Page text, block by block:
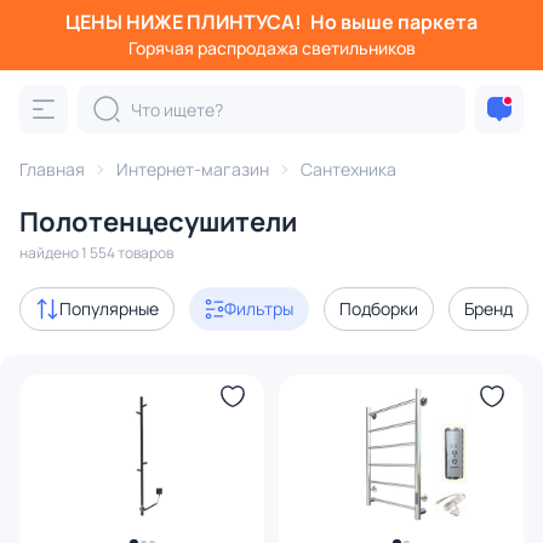
ЦЕНЫ НИЖЕ ПЛИНТУСА! Но выше паркета
Горячая распродажа светильников
Главная Интернет-магазин Сантехника
Полотенцесушители
найдено 1 554 товаров
Популярные Фильтры Подборки Бренд
Фильтры
Категория: Полотенцесушители
водяной электрический с боковым подключением
с 3D-моделями 21
В наличии 1050